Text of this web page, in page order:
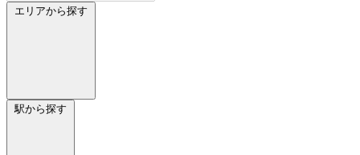
エリアから探す
駅から探す